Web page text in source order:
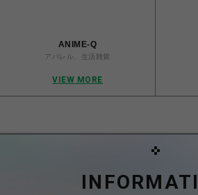
ANIME-Q
アパレル、生活雑貨
VIEW MORE